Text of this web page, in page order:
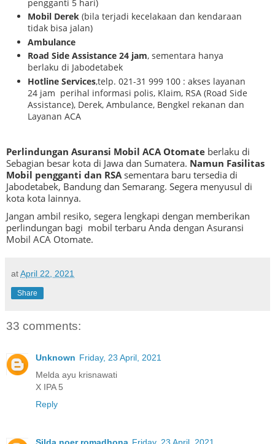
pengganti 5 hari)
Mobil Derek (bila terjadi kecelakaan dan kendaraan
tidak bisa jalan)
Ambulance
Road Side Assistance 24 jam, sementara hanya
berlaku di Jabodetabek
Hotline Services,telp. 021-31 999 100 : akses layanan
24 jam perihal informasi polis, Klaim, RSA (Road Side
Assistance), Derek, Ambulance, Bengkel rekanan dan
Layanan ACA
Perlindungan Asuransi Mobil ACA Otomate berlaku di
Sebagian besar kota di Jawa dan Sumatera. Namun Fasilitas
Mobil pengganti dan RSA sementara baru tersedia di
Jabodetabek, Bandung dan Semarang. Segera menyusul di
kota kota lainnya.
Jangan ambil resiko, segera lengkapi dengan memberikan
perlindungan bagi mobil terbaru Anda dengan Asuransi
Mobil ACA Otomate.
atApril 22, 2021
Share
33 comments:
Unknown Friday, 23 April, 2021
Melda ayu krisnawati
X IPA 5
Reply